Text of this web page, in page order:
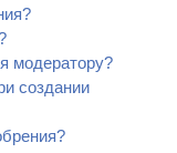
модератору?
создании